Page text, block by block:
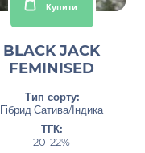
Купити
BLACK JACK
FEMINISED
Тип сорту:
Гібрид Сатива/Індика
ТГК:
20-22%